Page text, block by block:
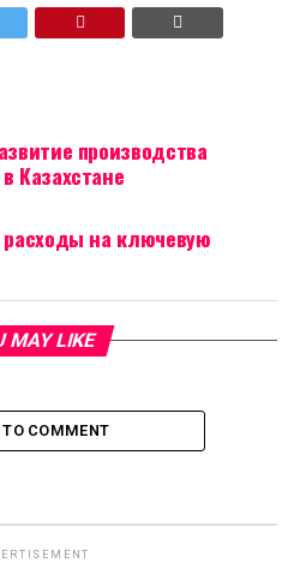
производства
Казахстане
на ключевую
MAY LIKE
TO COMMENT